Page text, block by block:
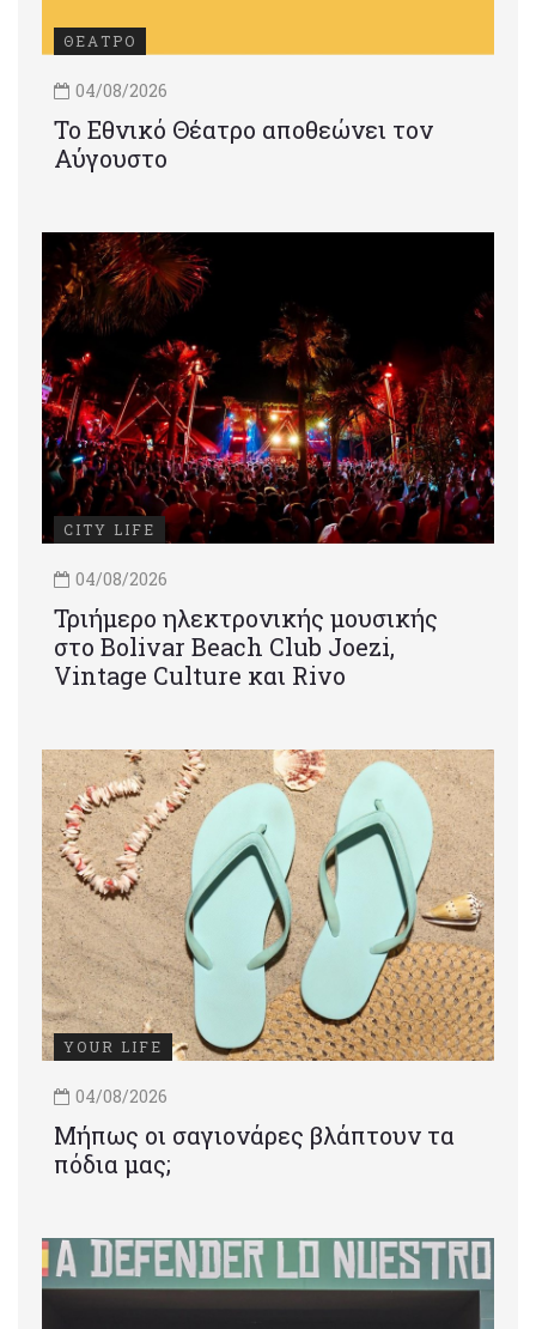
ΘΕΑΤΡΟ
04/08/2026
Το Εθνικό Θέατρο αποθεώνει τον
Αύγουστο
CITY LIFE
04/08/2026
Τριήμερο ηλεκτρονικής μουσικής
στο Bolivar Beach Club Joezi,
Vintage Culture και Rivo
YOUR LIFE
04/08/2026
Μήπως οι σαγιονάρες βλάπτουν τα
πόδια μας;